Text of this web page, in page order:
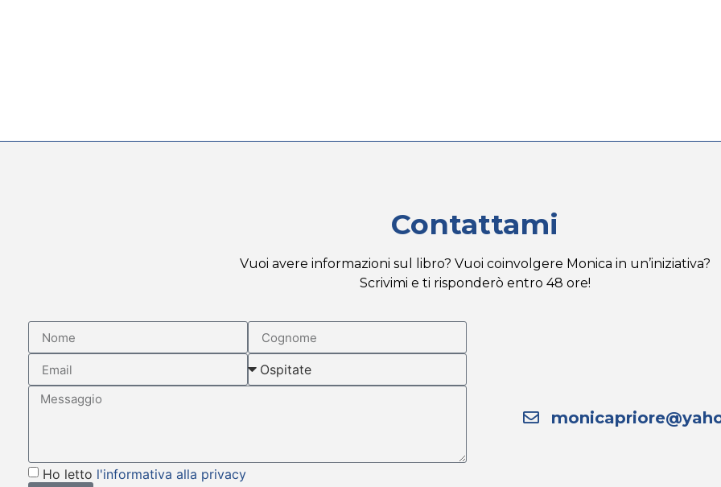
Contattami
Vuoi avere informazioni sul libro? Vuoi coinvolgere Monica in un’iniziativa?
Scrivimi e ti risponderò entro 48 ore!
Ho letto l'informativa alla privacy